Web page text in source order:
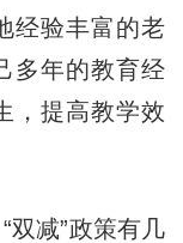
经验丰富的老
多年的教育经
，提高教学效
减”政策有几